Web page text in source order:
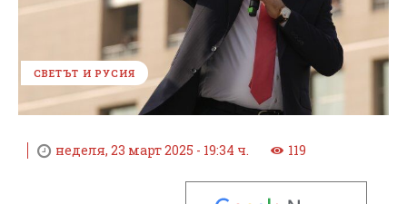
СВЕТЪТ И РУСИЯ
неделя, 23 март 2025 - 19:34 ч. 119